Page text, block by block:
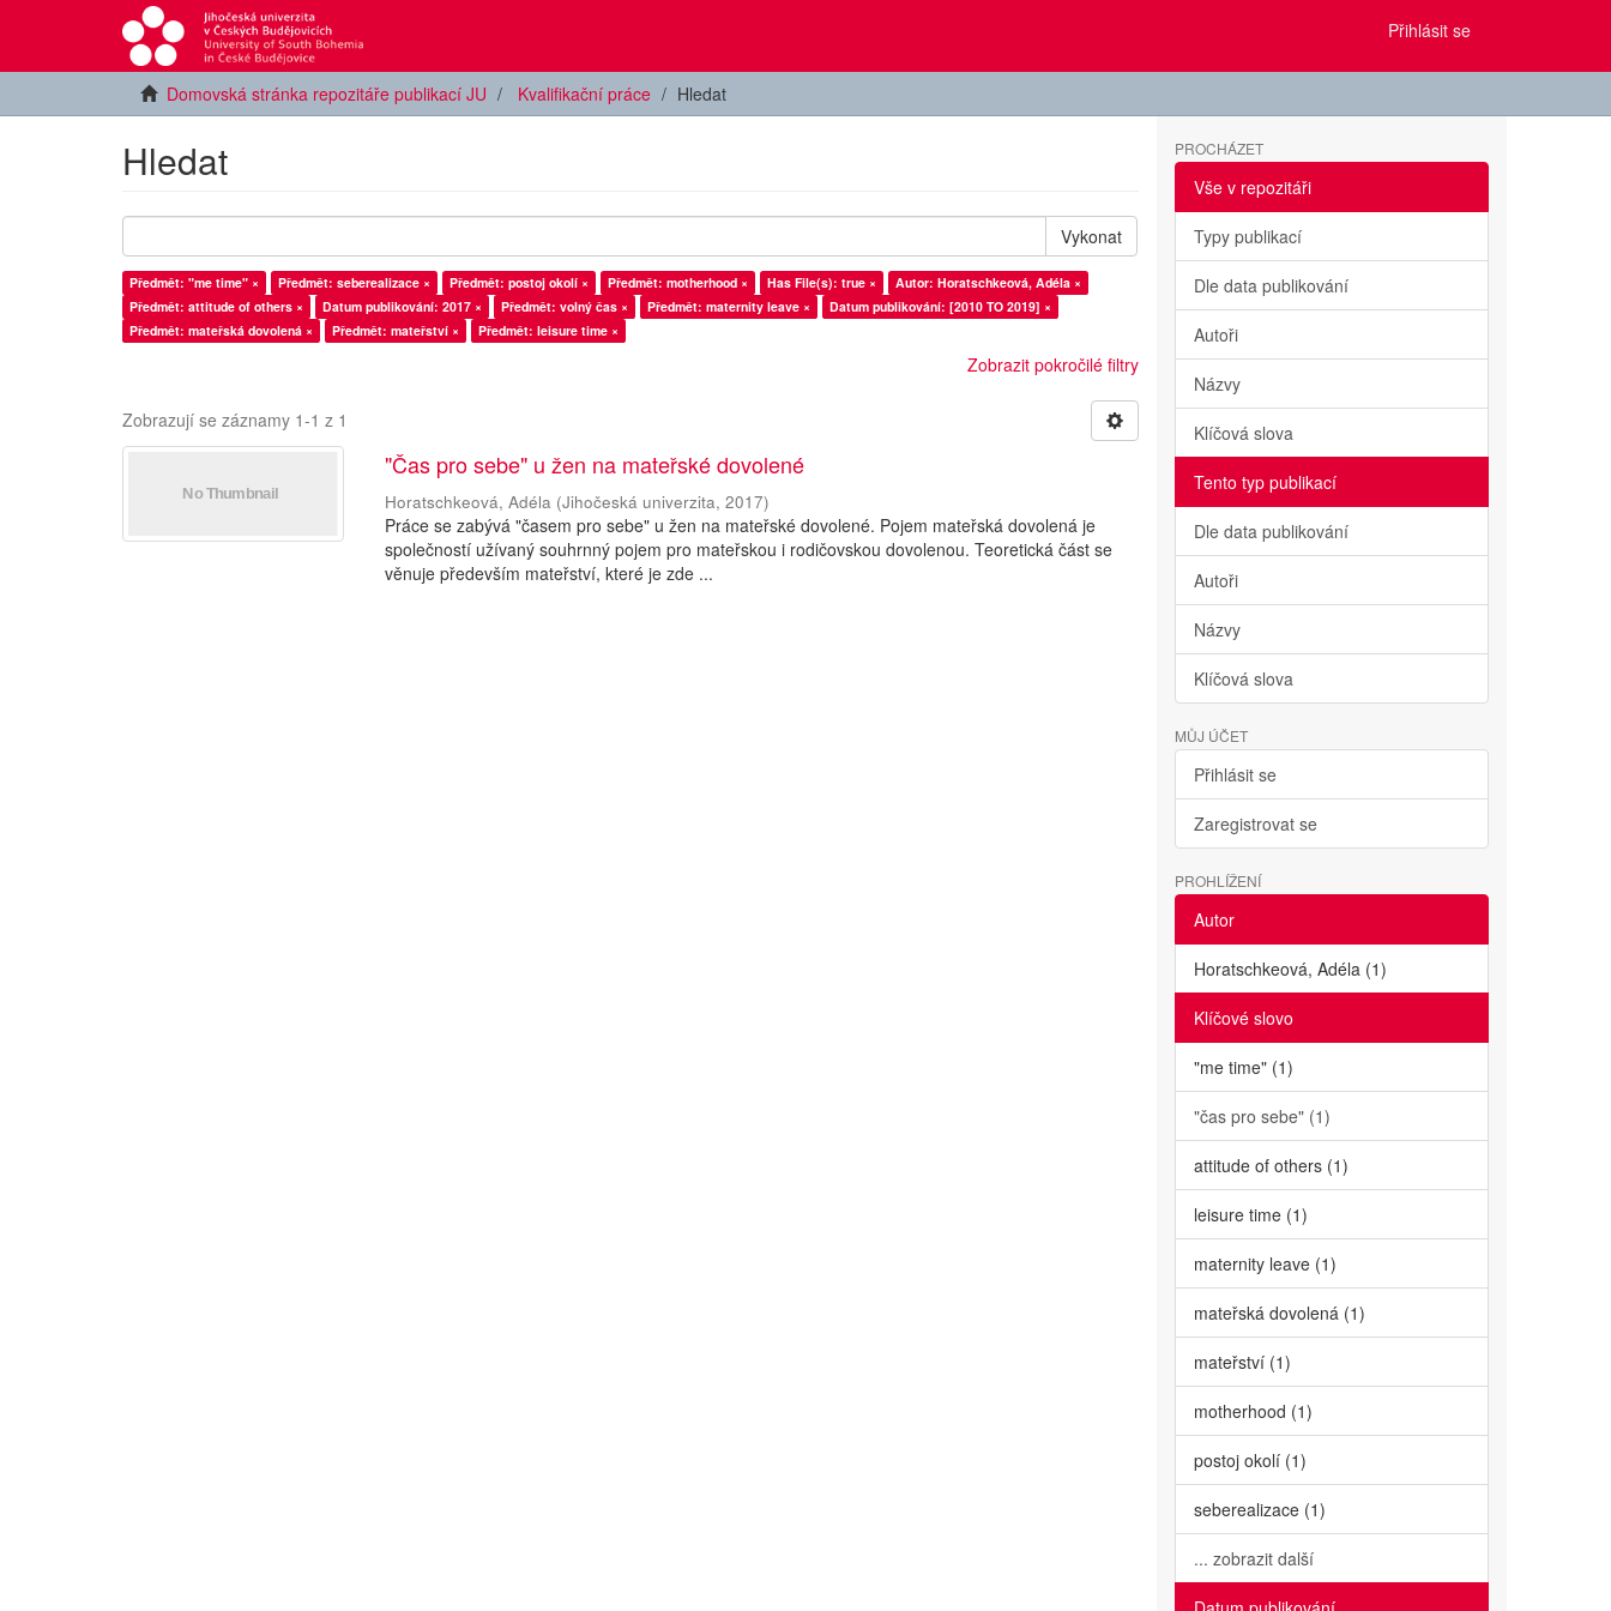
Přihlásit se
Domovská stránka repozitáře publikací JU Kvalifikační práce Hledat
Hledat
Vykonat
Předmět: "me time" × Předmět: seberealizace × Předmět: postoj okolí × Předmět: motherhood × Has File(s): true ×
Autor: Horatschkeová, Adéla ×
Předmět: attitude of others ×
Datum publikování: 2017 × Předmět: volný čas × Předmět: maternity leave ×
Datum publikování: [2010 TO 2019] ×
Předmět: mateřská dovolená ×
Předmět: mateřství × Předmět: leisure time ×
Zobrazit pokročilé filtry
Zobrazují se záznamy 1-1 z 1
"Čas pro sebe" u žen na mateřské dovolené
Horatschkeová, Adéla (Jihočeská univerzita,2017)
Práce se zabývá "časem pro sebe" u žen na mateřské dovolené. Pojem mateřská dovolená je
společností užívaný souhrnný pojem pro mateřskou i rodičovskou dovolenou. Teoretická část se
věnuje především mateřství, které je zde ...
PROCHÁZET
Vše v repozitáři
Typy publikací
Dle data publikování
Autoři
Názvy
Klíčová slova
Tento typ publikací
Dle data publikování
Autoři
Názvy
Klíčová slova
MŮJ ÚČET
Přihlásit se
Zaregistrovat se
PROHLÍŽENÍ
Autor
Horatschkeová, Adéla (1)
Klíčové slovo
"me time" (1)
"čas pro sebe" (1)
attitude of others (1)
leisure time (1)
maternity leave (1)
mateřská dovolená (1)
mateřství (1)
motherhood (1)
postoj okolí (1)
seberealizace (1)
... zobrazit další